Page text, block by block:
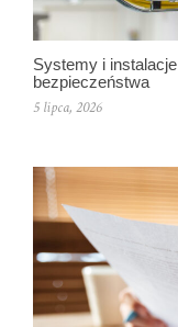
Systemy i
bezpieczeństwa
5 lipca, 2026